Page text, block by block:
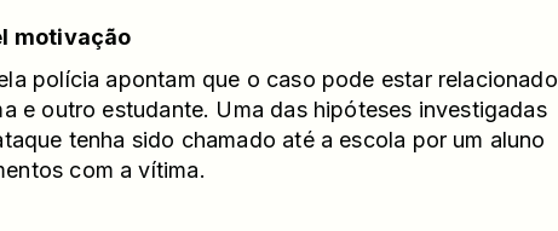
motivação
polícia apontam que o caso pode estar relacionado
e outro estudante. Uma das hipóteses investigadas
tenha sido chamado até a escola por um aluno
com a vítima.